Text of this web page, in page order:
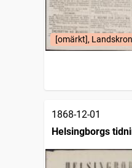
[omärkt],
1868-12-01
Helsingborgs